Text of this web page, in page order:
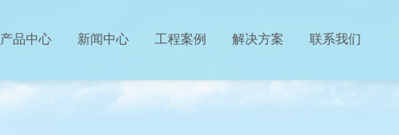
产品中心 新闻中心 工程案例 解决方案 联系我们